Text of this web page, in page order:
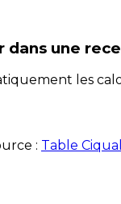
dans une
les
: Table